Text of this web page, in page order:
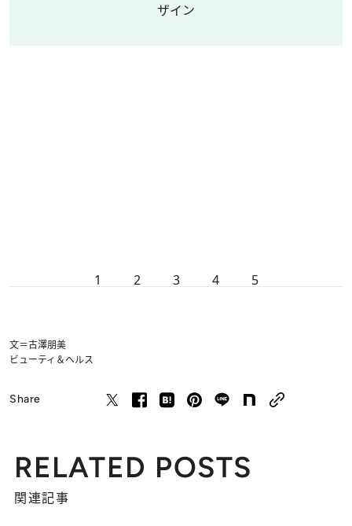
ザイン
1 2 3 4 5
文＝古澤朋美
ビューティ＆ヘルス
Share
RELATED POSTS
関連記事